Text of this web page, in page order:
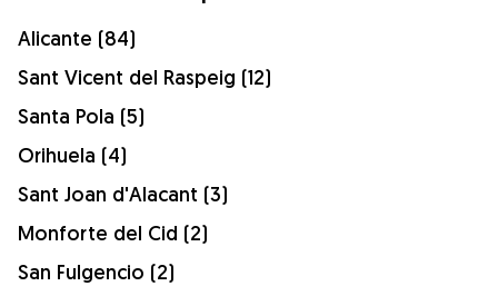
Alicante (84)
Sant Vicent del Raspeig (12)
Santa Pola (5)
Orihuela (4)
Sant Joan d'Alacant (3)
Monforte del Cid (2)
San Fulgencio (2)